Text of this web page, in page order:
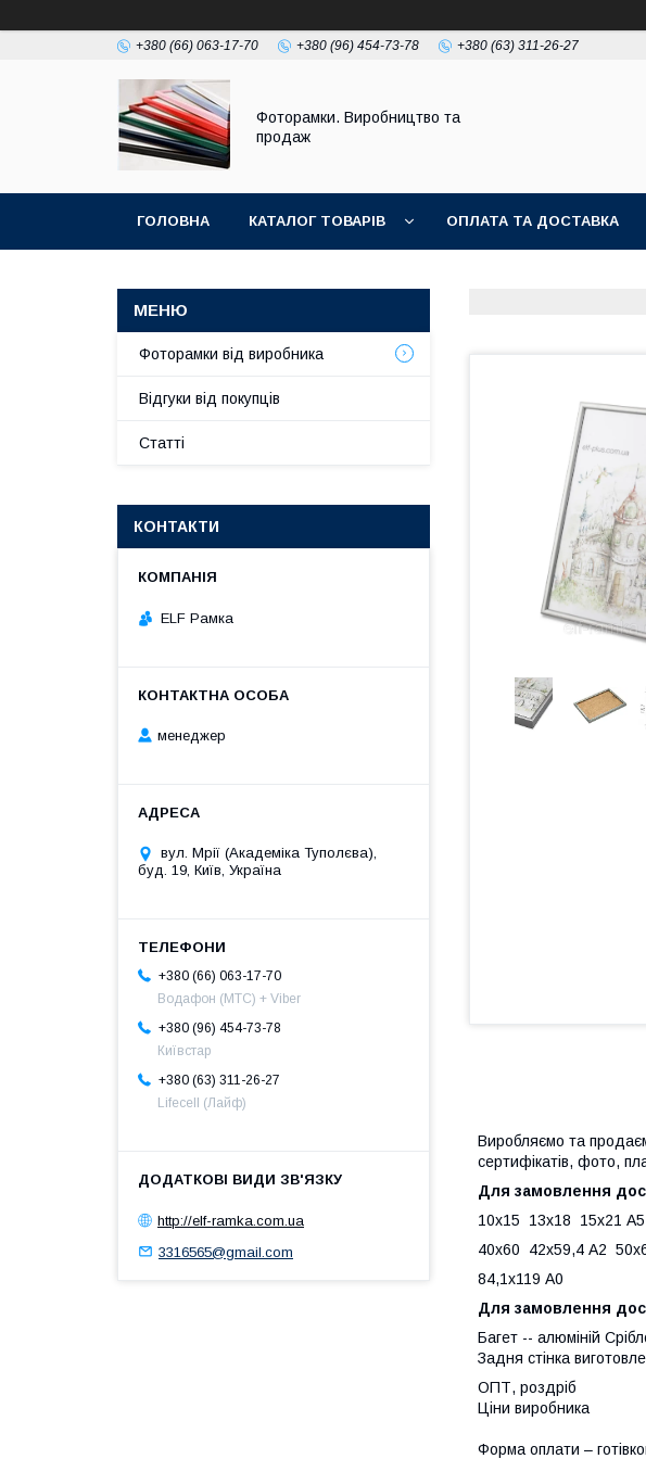
+380 (66) 063-17-70 +380 (96) 454-73-78 +380 (63) 311-26-27
Фоторамки. Виробництво та
продаж
ГОЛОВНА КАТАЛОГ ТОВАРІВ ОПЛАТА ТА ДОСТАВКА
Виробляємо та
сертифікатів, фото,
Для замовлення
10х15 13х18 15х21
40х60 42х59,4 А2
84,1х119 А0
Для замовлення
Багет -- алюміній
Задня стінка
ОПТ, роздріб
Ціни виробника
Форма оплати –
Фоторамки від виробника
Відгуки від покупців
Статті
КОНТАКТИ
ELF Рамка
менеджер
вул. Мрії (Академіка Туполєва),
буд. 19, Київ, Україна
+380 (66) 063-17-70
Водафон (МТС) + Viber
+380 (96) 454-73-78
Київстар
+380 (63) 311-26-27
Lifecell (Лайф)
http://elf-ramka.com.ua
3316565@gmail.com